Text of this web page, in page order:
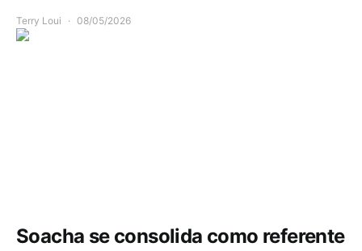
Terry Loui 08/05/2026
Soacha se consolida como referente